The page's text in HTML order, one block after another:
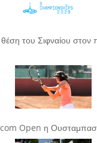
του Σιφναίου στον
Open η